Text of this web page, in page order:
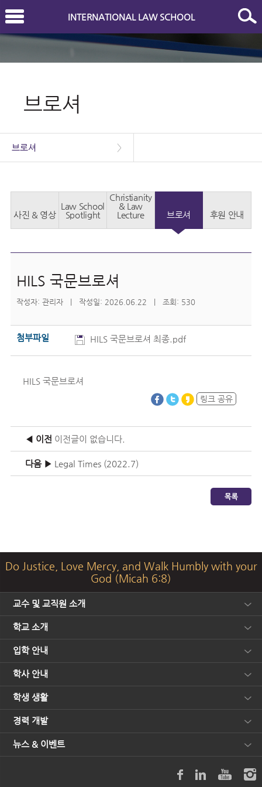
INTERNATIONAL LAW SCHOOL
브로셔
브로셔 >
사진 & 영상
Law School
Spotlight
Christianity
& Law
Lecture
브로셔 후원 안내
HILS 국문브로셔
작성자: 관리자 | 작성일: 2026.06.22 | 조회: 530
첨부파일 HILS 국문브로셔 최종.pdf
HILS 국문브로셔
링크 공유
◀ 이전 이전글이 없습니다.
다음 ▶ Legal Times (2022.7)
Do Justice, Love Mercy, and Walk Humbly with your
God (Micah 6:8)
교수 및 교직원 소개
학교 소개
입학 안내
학사 안내
학생 생활
경력 개발
뉴스 & 이벤트